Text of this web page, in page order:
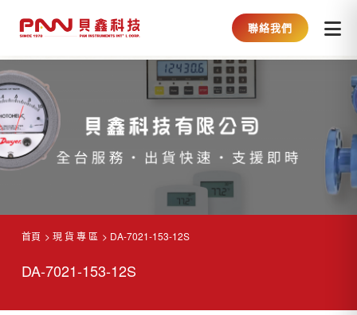
聯絡我們
首頁 現 貨 專 區 DA-7021-153-12S
DA-7021-153-12S